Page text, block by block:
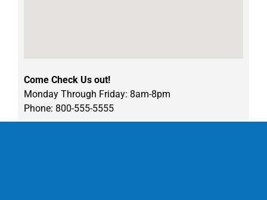
Come Check Us out!
Monday Through Friday: 8am-8pm
Phone: 800-555-5555